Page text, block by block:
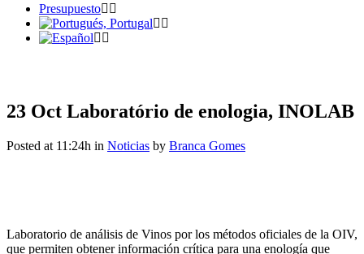
Presupuesto
23 Oct Laboratório de enologia, INOLAB
Posted at 11:24h in Noticias by Branca Gomes
Laboratorio de análisis de Vinos por los métodos oficiales de la OIV,
que permiten obtener información crítica para una enología que